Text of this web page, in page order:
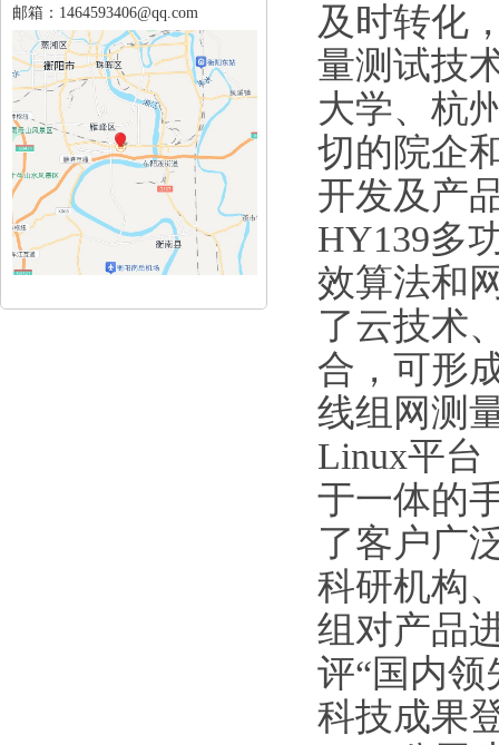
邮箱：1464593406@qq.com
及时转化
量测试技
大学、杭
切的院企
开发及产
HY139多
效算法和
了云技术
合，可形
线组网测
Linux平台
于一体的
了客户广
科研机构
组对产品
评“国内
科技成果